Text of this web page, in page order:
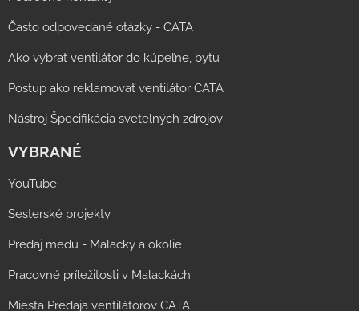
Často odpovedané otázky - CATA
Ako vybrať ventilátor do kúpeľne, bytu
Postup ako reklamovať ventilátor CATA
Nástroj Špecifikácia svetelných zdrojov
VYBRANÉ
YouTube
Sesterské projekty
Predaj medu - Malacky a okolie
Pracovné príležitosti v Malackách
Miesta Predaja ventilátorov CATA